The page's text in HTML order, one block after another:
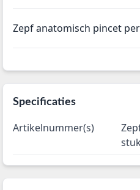
Zepf anatomisch pincet
Specificaties
Artikelnummer(s)